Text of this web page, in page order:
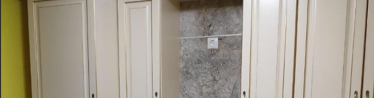
Материал фасада 8
Планировка
Ценовой сегмент 4